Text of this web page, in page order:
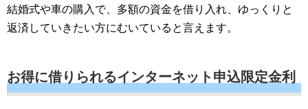
結婚式や車の購入で、多額の資金を借り入れ、ゆっくりと
返済していきたい方にむいていると言えます。
お得に借りられるインターネット申込限定金利